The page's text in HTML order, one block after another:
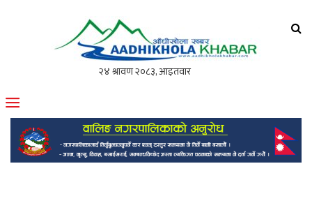
मोफसलकै लोकप्रिय अनलाइन पत्रिका